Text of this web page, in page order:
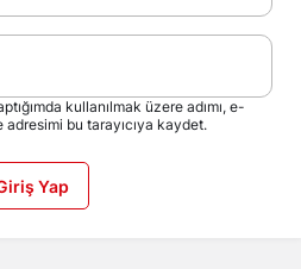
kullanılmak üzere adımı, e-
bu tarayıcıya kaydet.
Yap